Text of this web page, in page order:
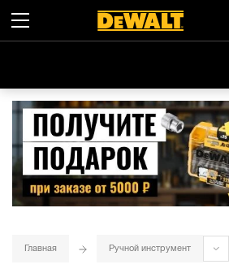
Главная Ручной инструмент